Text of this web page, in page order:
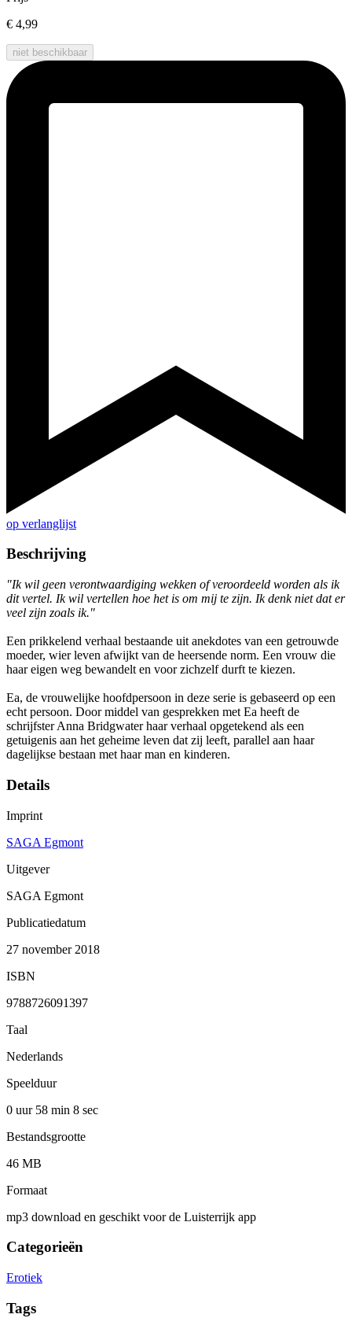
€ 4,99
niet beschikbaar
op verlanglijst
Beschrijving
"Ik wil geen verontwaardiging wekken of veroordeeld worden als ik
dit vertel. Ik wil vertellen hoe het is om mij te zijn. Ik denk niet dat er
veel zijn zoals ik."
Een prikkelend verhaal bestaande uit anekdotes van een getrouwde
moeder, wier leven afwijkt van de heersende norm. Een vrouw die
haar eigen weg bewandelt en voor zichzelf durft te kiezen.
Ea, de vrouwelijke hoofdpersoon in deze serie is gebaseerd op een
echt persoon. Door middel van gesprekken met Ea heeft de
schrijfster Anna Bridgwater haar verhaal opgetekend als een
getuigenis aan het geheime leven dat zij leeft, parallel aan haar
dagelijkse bestaan met haar man en kinderen.
Details
Imprint
SAGA Egmont
Uitgever
SAGA Egmont
Publicatiedatum
27 november 2018
ISBN
9788726091397
Taal
Nederlands
Speelduur
0 uur 58 min 8 sec
Bestandsgrootte
46 MB
Formaat
mp3 download en geschikt voor de Luisterrijk app
Categorieën
Erotiek
Tags